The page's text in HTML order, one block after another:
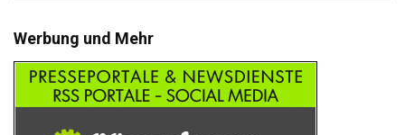
Werbung und Mehr